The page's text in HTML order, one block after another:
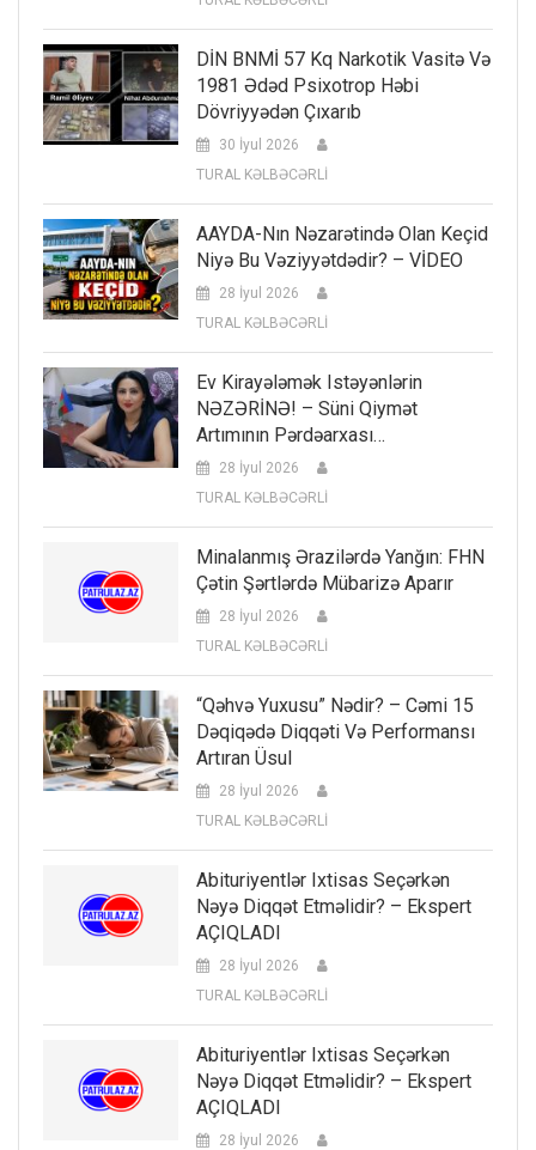
DİN BNMİ 57 Kq Narkotik Vasitə Və
1981 Ədəd Psixotrop Həbi
Dövriyyədən Çıxarıb
30 İyul 2026
TURAL KƏLBƏCƏRLİ
AAYDA-Nın Nəzarətində Olan Keçid
Niyə Bu Vəziyyətdədir? – VİDEO
28 İyul 2026
TURAL KƏLBƏCƏRLİ
Ev Kirayələmək Istəyənlərin
NƏZƏRİNƏ! – Süni Qiymət
Artımının Pərdəarxası…
28 İyul 2026
TURAL KƏLBƏCƏRLİ
Minalanmış Ərazilərdə Yanğın: FHN
Çətin Şərtlərdə Mübarizə Aparır
28 İyul 2026
TURAL KƏLBƏCƏRLİ
“Qəhvə Yuxusu” Nədir? – Cəmi 15
Dəqiqədə Diqqəti Və Performansı
Artıran Üsul
28 İyul 2026
TURAL KƏLBƏCƏRLİ
Abituriyentlər Ixtisas Seçərkən
Nəyə Diqqət Etməlidir? – Ekspert
AÇIQLADI
28 İyul 2026
TURAL KƏLBƏCƏRLİ
Abituriyentlər Ixtisas Seçərkən
Nəyə Diqqət Etməlidir? – Ekspert
AÇIQLADI
28 İyul 2026